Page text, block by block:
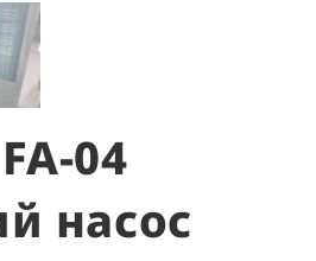
04
насос